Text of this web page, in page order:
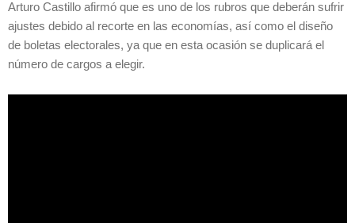
Arturo Castillo afirmó que es uno de los rubros que deberán sufrir
ajustes debido al recorte en las economías, así como el diseño
de boletas electorales, ya que en esta ocasión se duplicará el
número de cargos a elegir.